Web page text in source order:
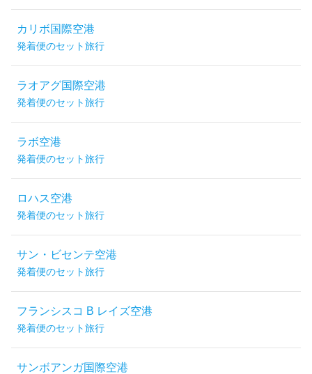
カリボ国際空港
発着便のセット旅行
ラオアグ国際空港
発着便のセット旅行
ラボ空港
発着便のセット旅行
ロハス空港
発着便のセット旅行
サン・ビセンテ空港
発着便のセット旅行
フランシスコ B レイズ空港
発着便のセット旅行
サンボアンガ国際空港